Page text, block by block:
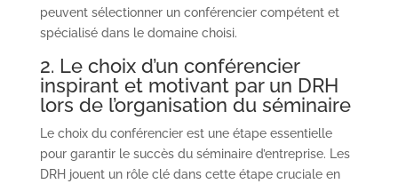
peuvent sélectionner un conférencier compétent et
spécialisé dans le domaine choisi.
2. Le choix d’un conférencier
inspirant et motivant par un DRH
lors de l’organisation du séminaire
Le choix du conférencier est une étape essentielle
pour garantir le succès du séminaire d’entreprise. Les
DRH jouent un rôle clé dans cette étape cruciale en